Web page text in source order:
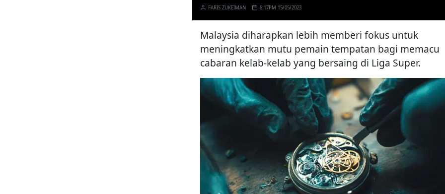
FARIS ZUKEIMAN 8:17PM 15/05/2023
Malaysia diharapkan lebih memberi fokus untuk
meningkatkan mutu pemain tempatan bagi memacu
cabaran kelab-kelab yang bersaing di Liga Super.